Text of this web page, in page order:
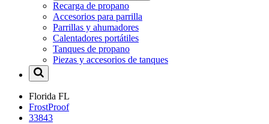
Recarga de propano
Accesorios para parrilla
Parrillas y ahumadores
Calentadores portátiles
Tanques de propano
Piezas y accesorios de tanques
Florida FL
FrostProof
33843